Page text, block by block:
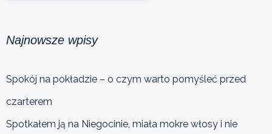
Najnowsze wpisy
Spokój na pokładzie – o czym warto pomyśleć przed
czarterem
Spotkałem ją na Niegocinie, miała mokre włosy i nie